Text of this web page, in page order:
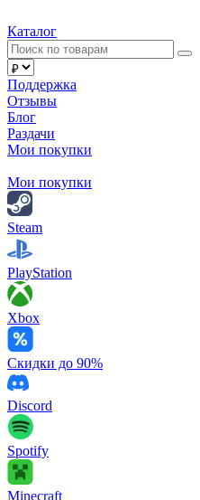
Каталог
Поддержка
Отзывы
Блог
Раздачи
Мои покупки
Мои покупки
Steam
PlayStation
Xbox
Скидки до 90%
Discord
Spotify
Minecraft